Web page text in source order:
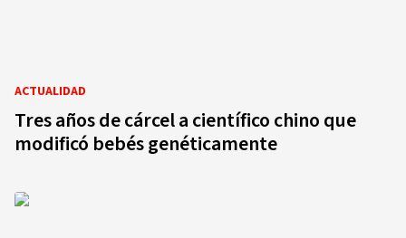
ACTUALIDAD
Tres años de cárcel a científico chino que
modificó bebés genéticamente